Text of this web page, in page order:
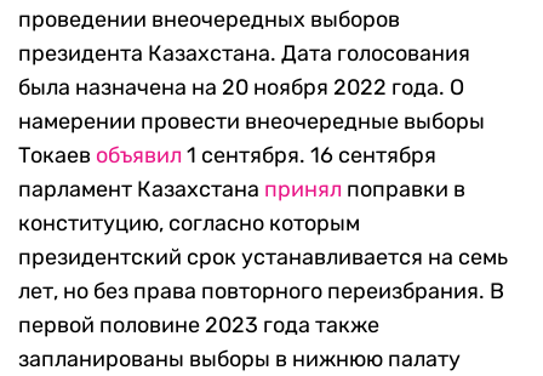
проведении внеочередных выборов
президента Казахстана. Дата голосования
была назначена на 20 ноября 2022 года. О
намерении провести внеочередные выборы
Токаев объявил 1 сентября. 16 сентября
парламент Казахстана принял поправки в
конституцию, согласно которым
президентский срок устанавливается на семь
лет, но без права повторного переизбрания. В
первой половине 2023 года также
запланированы выборы в нижнюю палату